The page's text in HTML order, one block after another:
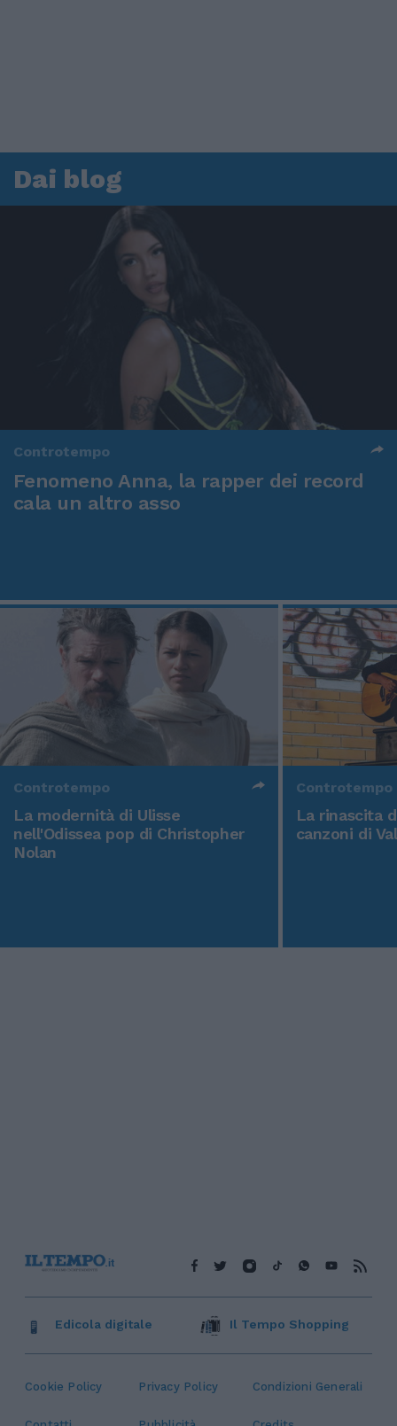
Dai blog
Controtempo
Fenomeno Anna, la rapper dei record
cala un altro asso
Controtempo
La modernità di Ulisse
nell'Odissea pop di Christopher
Nolan
Controtempo
La rinascita
canzoni di
Cookie Policy Privacy Policy Condizioni Generali
Edicola digitale Il Tempo Shopping